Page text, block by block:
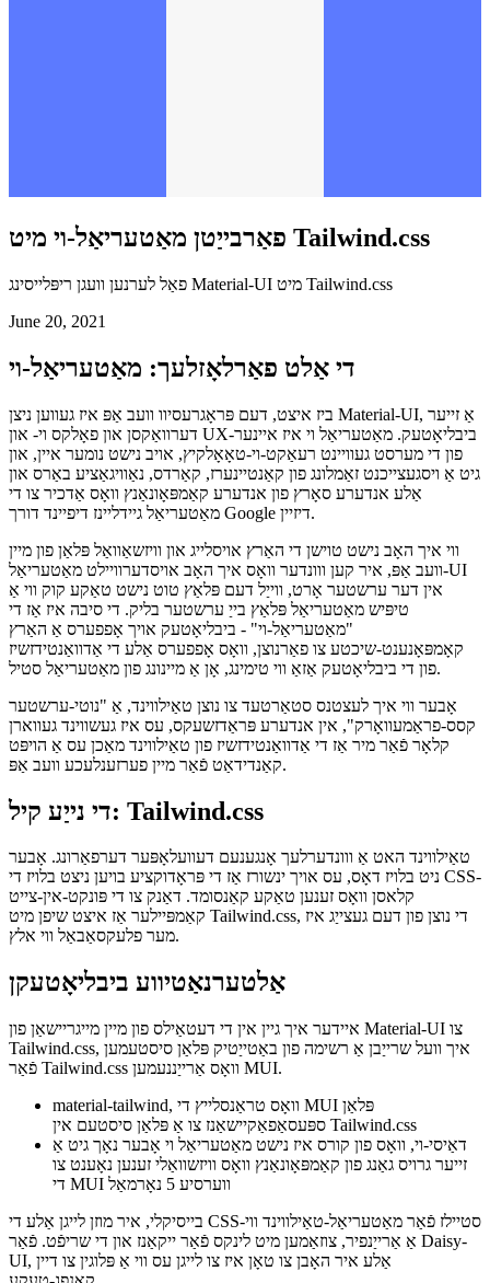
פאַרבייַטן מאַטעריאַל-וי מיט Tailwind.css
June 20, 2021
די אַלט פאַרלאָזלעך: מאַטעריאַל-וי
ביז איצט, דעם פּראָגרעסיוו וועב אַפּ איז געווען ניצן Material-UI, אַ זייער
דערוואַקסן און פאָלקס וי- און UX-ביבליאָטעק. מאַטעריאַל וי איז איינער
פון די מערסט געוויינט רעאַקט-וי-טאָאָלקיץ, אויב נישט נומער איין, און
גיט אַ ויסגעצייכנט זאַמלונג פון קאַנטיינערז, קאַרדס, נאַוויגאַציע באַרס און
מאַטעריאַל גיידליינז דיפיינד דורך Google דיזיין.
ווי איך האָב נישט טוישן די האַרץ אויסלייג און וויזשאַוואַל פּלאַן פון מיין
וועב אַפּ, איר קען ווונדער וואָס איך האָב אויסדערוויילט מאַטעריאַל-UI
אין דער ערשטער אָרט, ווייַל דעם פּלאַץ טוט נישט טאַקע קוק ווי אַ
טיפּיש מאַטעריאַל פּלאַץ בייַ ערשטער בליק. די סיבה איז אַז די
"מאַטעריאַל-וי" - ביבליאָטעק אויך אָפפערס אַ האַרץ
פון די ביבליאָטעק אַזאַ ווי טימינג, אָן אַ מיינונג פון מאַטעריאַל סטיל.
אָבער ווי איך לעצטנס סטאַרטעד צו נוצן טאַילווינד, אַ "נוטי-ערשטער
קסס-פראַמעוואָרק", אין אנדערע פּראַדזשעקס, עס איז געשווינד געווארן
די נייַע קיל: Tailwind.css
טאַילווינד האט אַ ווונדערלעך אָנגענעם דעוועלאָפּער דערפאַרונג. אָבער
ניט בלויז דאָס, עס אויך ינשורז אַז די פּראָדוקציע בויען ניצט בלויז די CSS-
קלאסן וואָס זענען טאַקע קאַנסומד. דאַנק צו די פּונקט-אין-צייט
מער פלעקסאַבאַל ווי אלץ.
אַלטערנאַטיווע ביבליאָטעקן
איידער איך גיין אין די דעטאַילס פון מיין מייגריישאַן פון Material-UI צו
פֿאַר Tailwind.css וואָס אַרייַננעמען MUI.
material-tailwind, וואָס טראַנסלייץ די MUI פּלאַן
ספּעסאַפאַקיישאַנז צו אַ פּלאַן סיסטעם אין Tailwind.css
דאַיסי-וי, וואָס פון קורס איז נישט מאַטעריאַל וי אָבער נאָך גיט אַ
די MUI ווערסיע 5 נאָרמאַל
בייסיקלי, איר מוזן לייגן אַלע די CSS-סטיילז פֿאַר מאַטעריאַל-טאַילווינד ווי